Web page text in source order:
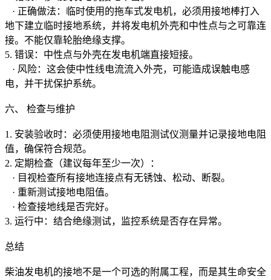
· 正确做法：临时使用的拖车式发电机，必须用接地棒打入
地下建立临时接地系统，并将发电机外壳和中性点与之可靠连
接。不能仅靠轮胎绝缘支撑。
5. 错误：中性点与外壳在发电机端直接短接。
· 风险：这会使中性线电流流入外壳，可能造成误触电感
电，并干扰保护系统。
六、 检查与维护
1. 安装验收时：必须使用接地电阻测试仪测量并记录接地电阻
值，确保符合规范。
2. 定期检查（建议每年至少一次）：
· 目视检查所有接地连接点有无锈蚀、松动、断裂。
· 重新测试接地电阻值。
· 检查接地线是否完好。
3. 运行中：结合绝缘测试，监控系统是否存在异常。
总结
柴油发电机的接地不是一个可选的附属工程，而是其生命安全